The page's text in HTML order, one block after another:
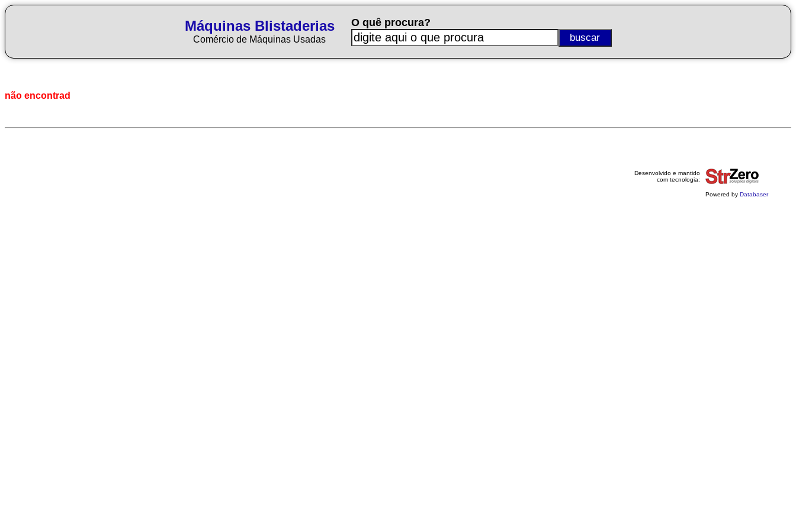
Máquinas Blistaderias
Comércio de Máquinas Usadas
O quê procura?
não encontrad
Desenvolvido e mantido
com tecnologia:
Powered by Databaser